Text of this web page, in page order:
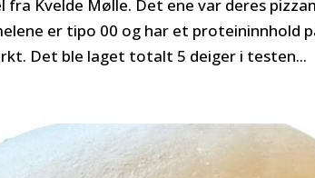
Kvelde Mølle. Det ene var deres
er tipo 00 og har et proteininnhold
Det ble laget totalt 5 deiger i testen...